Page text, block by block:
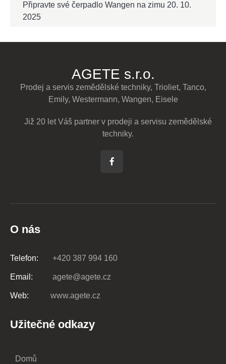
Připravte své čerpadlo Wangen na zimu 20. 10.
2025
AGETE s.r.o.
Prodej a servis zemědělské techniky, Trioliet, Tanco,
Emily, Westermann, Wangen, Eisele
Již 20 let Váš partner v prodeji a servisu zemědělské
techniky.
O nás
Telefon: +420 387 994 160
Email: agete@agete.cz
Web: www.agete.cz
Užitečné odkazy
Domů